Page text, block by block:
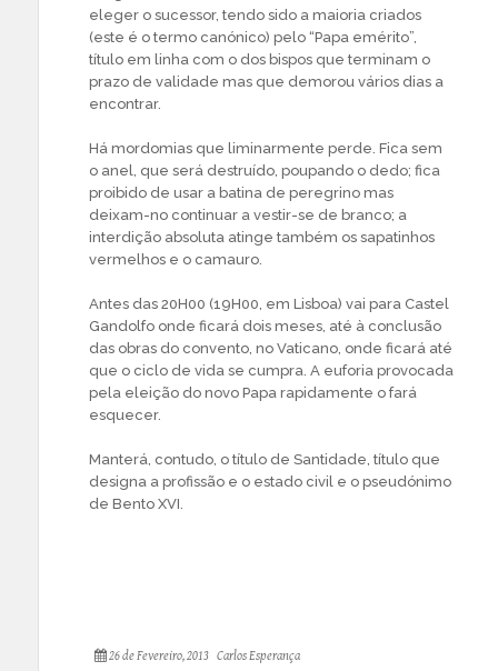
eleger o sucessor, tendo sido a maioria criados
(este é o termo canónico) pelo “Papa emérito”,
título em linha com o dos bispos que terminam o
prazo de validade mas que demorou vários dias a
encontrar.
Há mordomias que liminarmente perde. Fica sem
o anel, que será destruído, poupando o dedo; fica
proibido de usar a batina de peregrino mas
deixam-no continuar a vestir-se de branco; a
interdição absoluta atinge também os sapatinhos
vermelhos e o camauro.
Antes das 20H00 (19H00, em Lisboa) vai para Castel
Gandolfo onde ficará dois meses, até à conclusão
das obras do convento, no Vaticano, onde ficará até
que o ciclo de vida se cumpra. A euforia provocada
pela eleição do novo Papa rapidamente o fará
esquecer.
Manterá, contudo, o título de Santidade, título que
designa a profissão e o estado civil e o pseudónimo
de Bento XVI.
26 de Fevereiro, 2013 Carlos Esperança